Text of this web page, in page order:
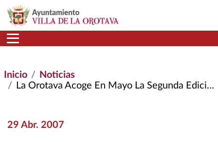
Pasar al contenido principal
Inicio
Noticias
La Orotava Acoge En Mayo La Segunda Edición de Diversaldo
29 Abr. 2007